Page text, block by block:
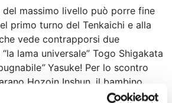
del massimo livello può porre fine
primo turno del Tenkaichi e alla
vede contrapporsi due
lama universale” Togo Shigakata
” Yasuke! Per lo scontro
Hozoin Inshun, il bambino
undici anni può vantarsi di portare